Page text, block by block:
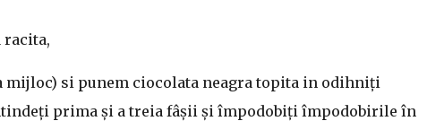
racita,
mijloc) si punem ciocolata neagra topita in odihniți
prima și a treia fâșii și împodobiți împodobirile în